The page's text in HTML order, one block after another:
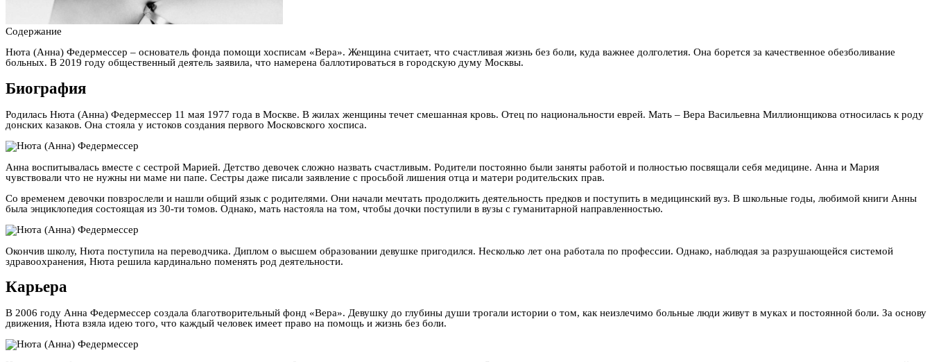
Содержание
Нюта (Анна) Федермессер – основатель фонда помощи хосписам «Вера». Женщина считает, что счастливая жизнь без боли, куда важнее долголетия. Она борется за качественное обезболивание
больных. В 2019 году общественный деятель заявила, что намерена баллотироваться в городскую думу Москвы.
Биография
Родилась Нюта (Анна) Федермессер 11 мая 1977 года в Москве. В жилах женщины течет смешанная кровь. Отец по национальности еврей. Мать – Вера Васильевна Миллионщикова относилась к роду
донских казаков. Она стояла у истоков создания первого Московского хосписа.
Анна воспитывалась вместе с сестрой Марией. Детство девочек сложно назвать счастливым. Родители постоянно были заняты работой и полностью посвящали себя медицине. Анна и Мария
чувствовали что не нужны ни маме ни папе. Сестры даже писали заявление с просьбой лишения отца и матери родительских прав.
Со временем девочки повзрослели и нашли общий язык с родителями. Они начали мечтать продолжить деятельность предков и поступить в медицинский вуз. В школьные годы, любимой книги Анны
была энциклопедия состоящая из 30-ти томов. Однако, мать настояла на том, чтобы дочки поступили в вузы с гуманитарной направленностью.
Окончив школу, Нюта поступила на переводчика. Диплом о высшем образовании девушке пригодился. Несколько лет она работала по профессии. Однако, наблюдая за разрушающейся системой
здравоохранения, Нюта решила кардинально поменять род деятельности.
Карьера
В 2006 году Анна Федермессер создала благотворительный фонд «Вера». Девушку до глубины души трогали истории о том, как неизлечимо больные люди живут в муках и постоянной боли. За основу
движения, Нюта взяла идею того, что каждый человек имеет право на помощь и жизнь без боли.